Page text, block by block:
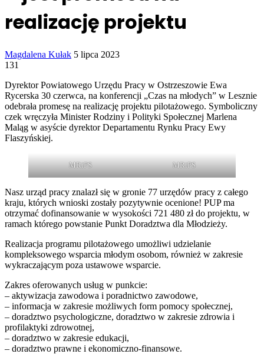
realizację projektu
Magdalena Kułak Send
5 lipca 2023
131
Dyrektor Powiatowego Urzędu Pracy w Ostrzeszowie Ewa
Rycerska 30 czerwca, na konferencji „Czas na młodych” w Lesznie
odebrała promesę na realizację projektu pilotażowego. Symboliczny
czek wręczyła Minister Rodziny i Polityki Społecznej Marlena
Maląg w asyście dyrektor Departamentu Rynku Pracy Ewy
Flaszyńskiej.
MRiPS MRiPS
Nasz urząd pracy znalazł się w gronie 77 urzędów pracy z całego
kraju, których wnioski zostały pozytywnie ocenione! PUP ma
otrzymać dofinansowanie w wysokości 721 480 zł do projektu, w
ramach którego powstanie Punkt Doradztwa dla Młodzieży.
Realizacja programu pilotażowego umożliwi udzielanie
kompleksowego wsparcia młodym osobom, również w zakresie
wykraczającym poza ustawowe wsparcie.
Zakres oferowanych usług w punkcie:
– aktywizacja zawodowa i poradnictwo zawodowe,
– informacja w zakresie możliwych form pomocy społecznej,
– doradztwo psychologiczne, doradztwo w zakresie zdrowia i
profilaktyki zdrowotnej,
– doradztwo w zakresie edukacji,
– doradztwo prawne i ekonomiczno-finansowe.